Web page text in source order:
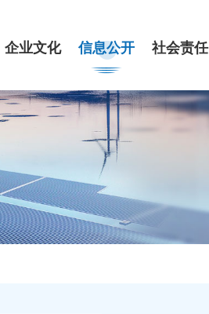
企业文化 信息公开 社会责任